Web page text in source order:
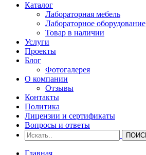
Каталог
Лабораторная мебель
Лабораторное оборудование
Товар в наличии
Услуги
Проекты
Блог
Фотогалерея
О компании
Отзывы
Контакты
Политика
Лицензии и сертификаты
Вопросы и ответы
Главная